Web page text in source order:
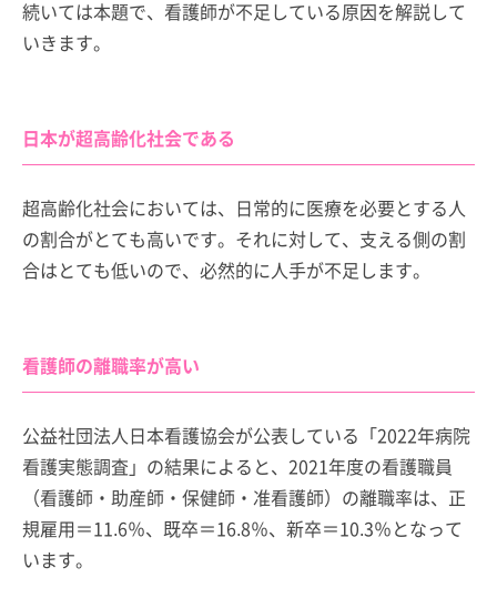
続いては本題で、看護師が不足している原因を解説して
いきます。
日本が超高齢化社会である
超高齢化社会においては、日常的に医療を必要とする人
の割合がとても高いです。それに対して、支える側の割
合はとても低いので、必然的に人手が不足します。
看護師の離職率が高い
公益社団法人日本看護協会が公表している「2022年病院
看護実態調査」の結果によると、2021年度の看護職員
（看護師・助産師・保健師・准看護師）の離職率は、正
規雇用＝11.6％、既卒＝16.8％、新卒＝10.3％となって
います。